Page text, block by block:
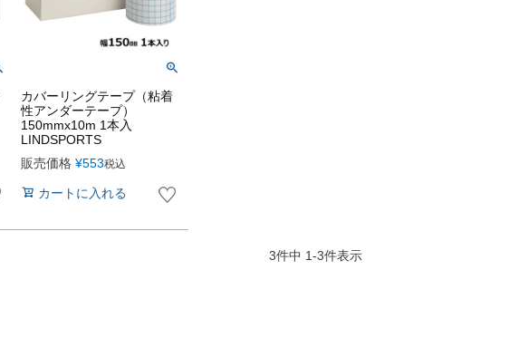
カバーリングテープ（粘着
性アンダーテープ）
150mmx10m 1本入
LINDSPORTS
販売価格 ¥553税込
カートに入れる
3件中 1-3件表示